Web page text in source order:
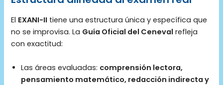
El EXANI-II tiene una estructura única y específica que
no se improvisa. La Guía Oficial del Ceneval refleja
con exactitud:
Las áreas evaluadas: comprensión lectora,
pensamiento matemático, redacción indirecta y